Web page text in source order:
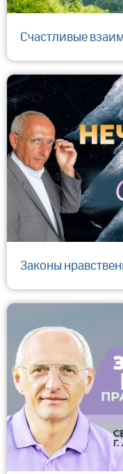
Счастливые
Законы